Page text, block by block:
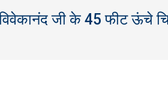
विवेकानंद जी के 45 फीट ऊंचे